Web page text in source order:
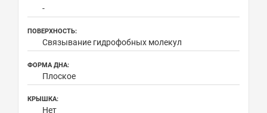
-
ПОВЕРХНОСТЬ:
Связывание гидрофобных молекул
ФОРМА ДНА:
Плоское
КРЫШКА:
Нет